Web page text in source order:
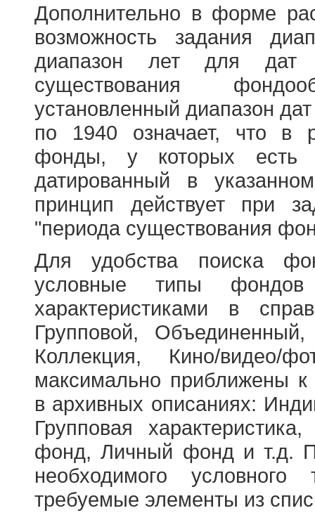
Дополнительно в форме
возможность задания
диапазон лет для
существования
установленный диапазон
по 1940 означает, что в
фонды, у которых есть
датированный в
принцип действует при
"периода существования
Для удобства поиска
условные типы
характеристиками в
Групповой,
Коллекция, Кино/
максимально приближены
в архивных описаниях:
Групповая
фонд, Личный фонд и т.д.
необходимого
требуемые элементы из